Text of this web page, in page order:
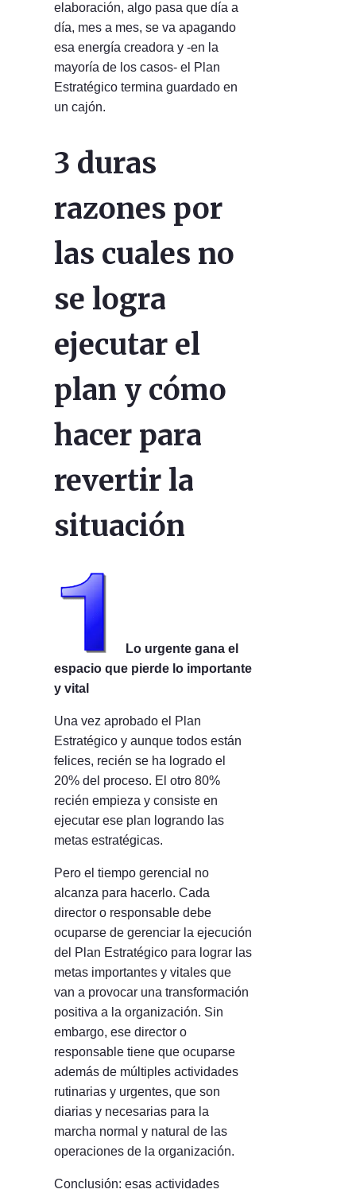
elaboración, algo pasa que día a
día, mes a mes, se va apagando
esa energía creadora y -en la
mayoría de los casos- el Plan
Estratégico termina guardado en
un cajón.
3 duras
razones por
las cuales no
se logra
ejecutar el
plan y cómo
hacer para
revertir la
situación
Lo urgente gana el
espacio que pierde lo importante
y vital
Una vez aprobado el Plan
Estratégico y aunque todos están
felices, recién se ha logrado el
20% del proceso. El otro 80%
recién empieza y consiste en
ejecutar ese plan logrando las
metas estratégicas.
Pero el tiempo gerencial no
alcanza para hacerlo. Cada
director o responsable debe
ocuparse de gerenciar la ejecución
del Plan Estratégico para lograr las
metas importantes y vitales que
van a provocar una transformación
positiva a la organización. Sin
embargo, ese director o
responsable tiene que ocuparse
además de múltiples actividades
rutinarias y urgentes, que son
diarias y necesarias para la
marcha normal y natural de las
operaciones de la organización.
Conclusión: esas actividades